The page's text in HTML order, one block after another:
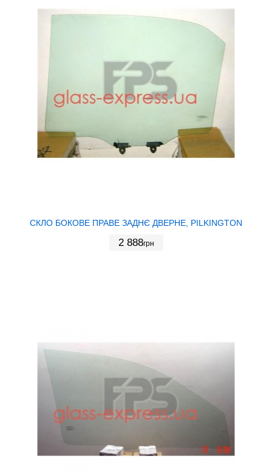
СКЛО БОКОВЕ ПРАВЕ ЗАДНЄ ДВЕРНЕ, PILKINGTON
2 888грн